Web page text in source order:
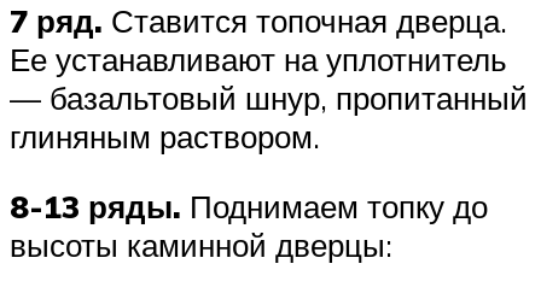
7 ряд. Ставится топочная дверца.
Ее устанавливают на уплотнитель
— базальтовый шнур, пропитанный
глиняным раствором.
8-13 ряды. Поднимаем топку до
высоты каминной дверцы: